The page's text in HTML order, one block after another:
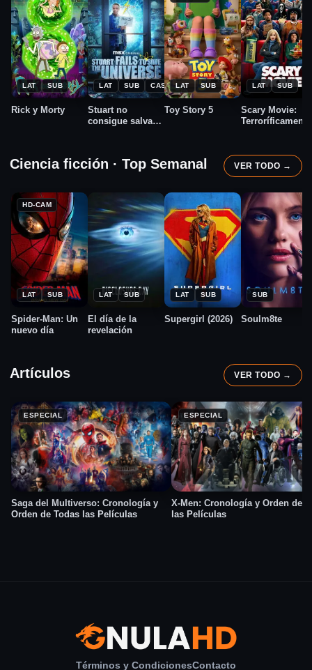
LAT SUB
★
8.7
2013
Rick y Morty
LAT SUB CAST
★
9.0
2026
Stuart no
consigue salvar
LAT SUB
★
7.0
2026
Toy Story 5
LAT SUB
★
5.8
2026
Scary Movie:
Terroríficamente
Ciencia ficción · Top Semanal VER TODO →
HD-CAM
LAT SUB
★
7.8
2026
Spider-Man: Un
nuevo día
LAT SUB
El día de la
revelación
LAT SUB
2026
Supergirl (2026)
SUB
2026
Soulm8te
Artículos VER TODO →
ESPECIAL
Saga del Multiverso: Cronología y
Orden de Todas las Películas
ESPECIAL
X-Men: Cronología y Orden de
las Películas
Términos y CondicionesContacto